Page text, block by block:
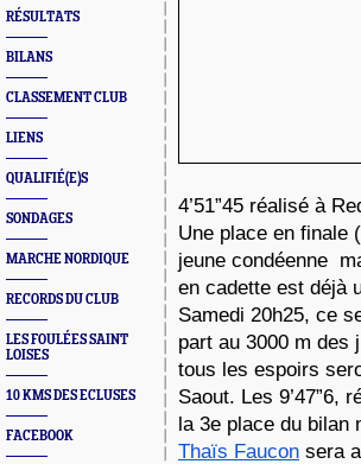
RÉSULTATS
BILANS
CLASSEMENT CLUB
LIENS
QUALIFIÉ(E)S
SONDAGES
MARCHE NORDIQUE
RECORDS DU CLUB
LES FOULÉES SAINT
LOISES
10 KMS DES ECLUSES
FACEBOOK
4’51”45 réalisé à
Une place en finale
jeune condéenne
en cadette est déjà
Samedi 20h25, ce
part au 3000 m des
tous les espoirs
Saout. Les 9’47”6,
la 3e place du bilan
Thaïs Faucon sera